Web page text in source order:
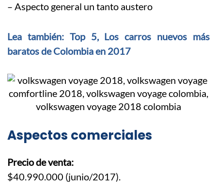
– Aspecto general un tanto austero
Lea también: Top 5, Los carros nuevos más
baratos de Colombia en 2017
Aspectos comerciales
Precio de venta:
$40.990.000 (junio/2017).